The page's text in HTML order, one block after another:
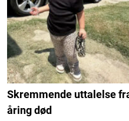
Skremmende uttalelse
åring død